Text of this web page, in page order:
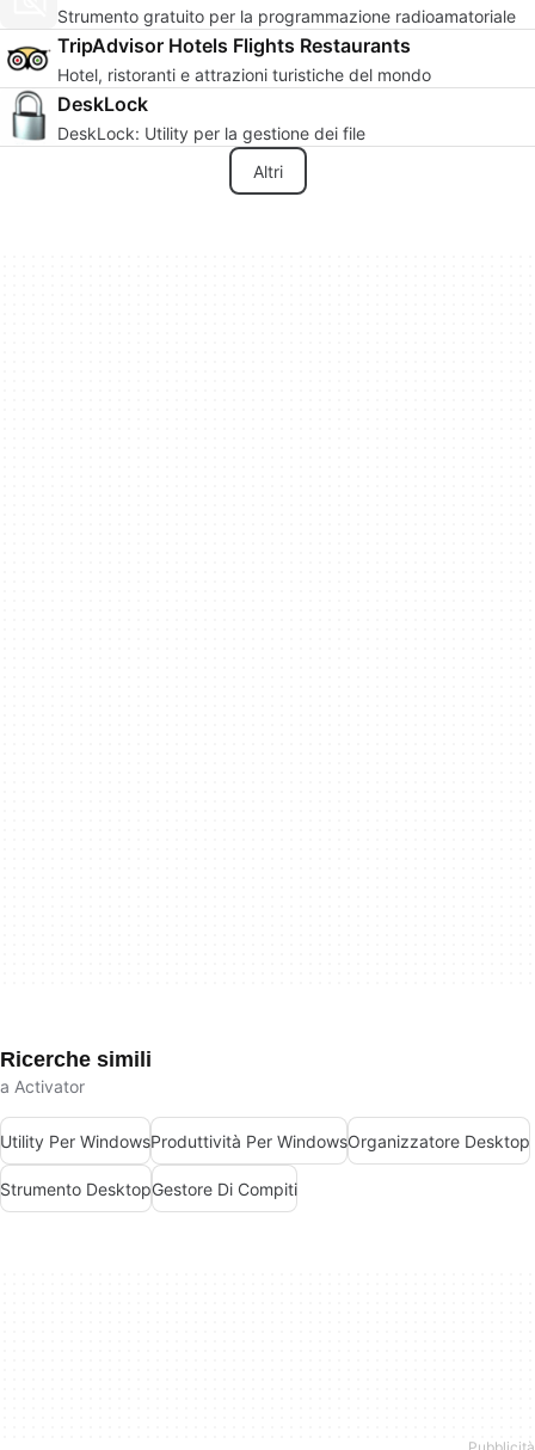
Strumento gratuito per la programmazione radioamatoriale
TripAdvisor Hotels Flights Restaurants
Hotel, ristoranti e attrazioni turistiche del mondo
DeskLock
DeskLock: Utility per la gestione dei file
Altri
Ricerche simili
a Activator
Utility Per WindowsProduttività Per WindowsOrganizzatore Desktop
Strumento DesktopGestore Di Compiti